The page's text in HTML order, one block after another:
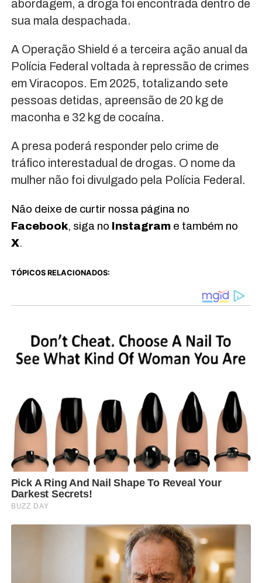
abordagem, a droga foi encontrada dentro de
sua mala despachada.
A Operação Shield é a terceira ação anual da
Polícia Federal voltada à repressão de crimes
em Viracopos. Em 2025, totalizando sete
pessoas detidas, apreensão de 20 kg de
maconha e 32 kg de cocaína.
A presa poderá responder pelo crime de
tráfico interestadual de drogas. O nome da
mulher não foi divulgado pela Polícia Federal.
Não deixe de curtir nossa página no
Facebook, siga no Instagrame também no
X.
TÓPICOS RELACIONADOS: